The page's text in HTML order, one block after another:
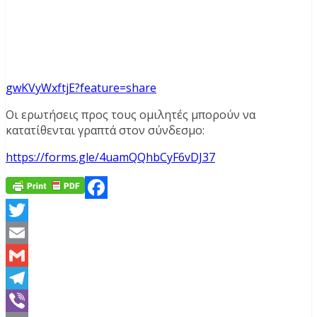
gwKVyWxftjE?feature=share
Οι ερωτήσεις προς τους ομιλητές μπορούν να
κατατίθενται γραπτά στον σύνδεσμο:
https://forms.gle/4uamQQhbCyF6vDJ37
Facebook
Twitter
Email
Gmail
Telegram